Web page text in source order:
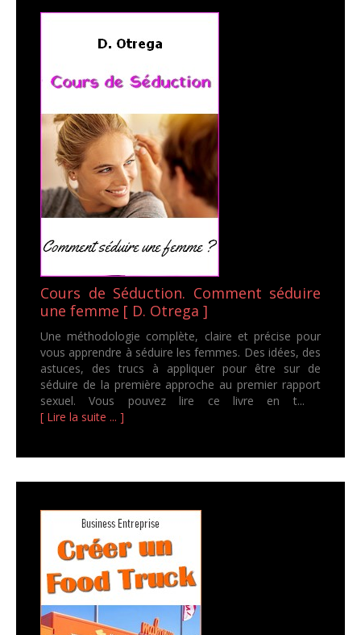
Cours de Séduction. Comment séduire
une femme [ D. Otrega ]
Une méthodologie complète, claire et précise pour
vous apprendre à séduire les femmes. Des idées, des
astuces, des trucs à appliquer pour être sur de
séduire de la première approche au premier rapport
sexuel. Vous pouvez lire ce livre en t...
[ Lire la suite ... ]